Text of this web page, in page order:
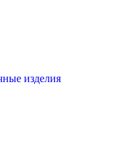
изделия